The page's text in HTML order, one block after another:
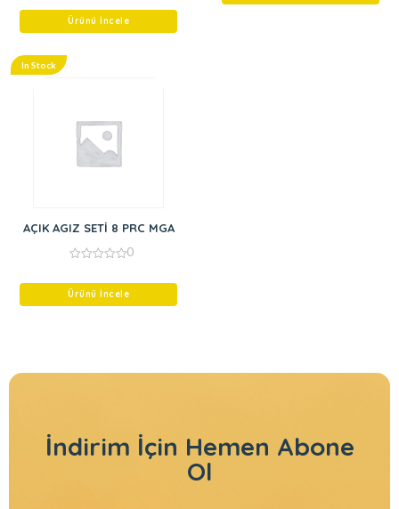
of
Ürünü İncele
In Stock
AÇIK AGIZ SETİ 8 PRC MGA
of
0
Ürünü İncele
İndirim İçin Hemen Abone
Ol